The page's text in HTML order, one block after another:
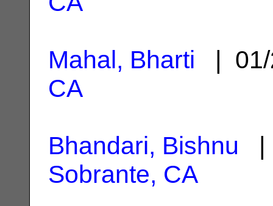
Mahal, Bharti |
CA
Bhandari, Bishnu |
Sobrante, CA